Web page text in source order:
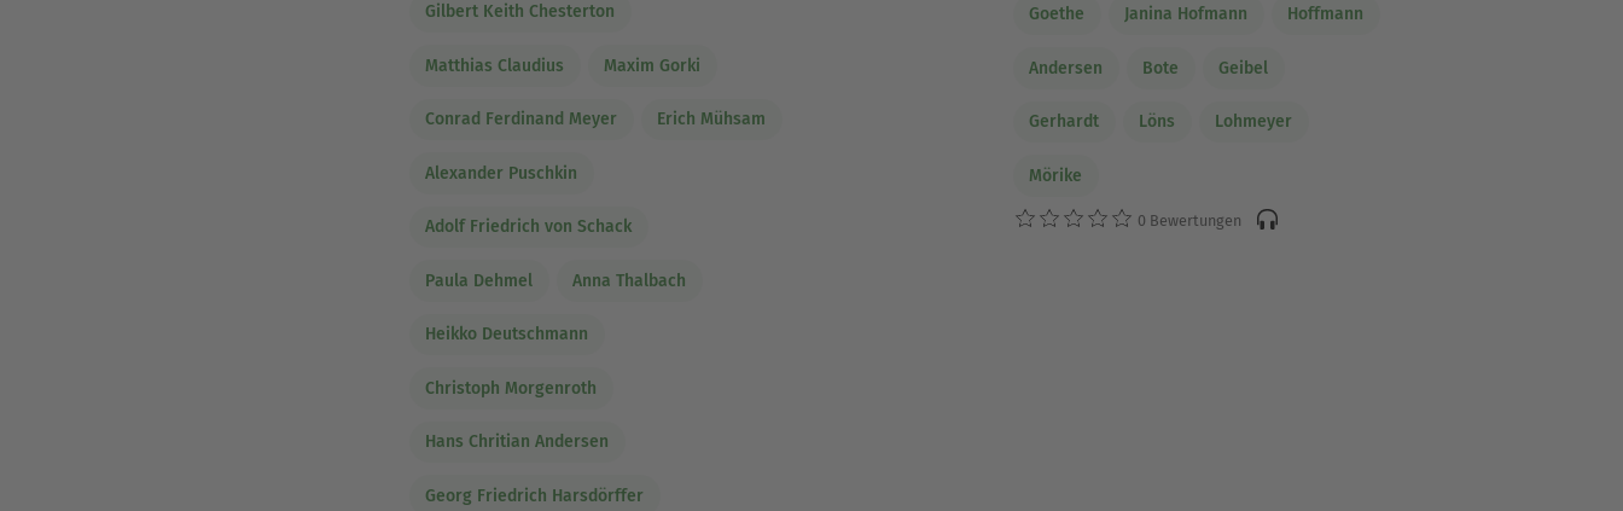
Gilbert Keith Chesterton
Matthias Claudius Maxim Gorki
Conrad Ferdinand Meyer Erich Mühsam
Alexander Puschkin
Adolf Friedrich von Schack
Paula Dehmel Anna Thalbach
Heikko Deutschmann
Christoph Morgenroth
Hans Chritian Andersen
Georg Friedrich Harsdörffer
Goethe Janina Hofmann Hoffmann
Andersen Bote Geibel
Gerhardt Löns Lohmeyer
Mörike
0 Bewertungen